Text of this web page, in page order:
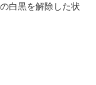
白黒を解除した状